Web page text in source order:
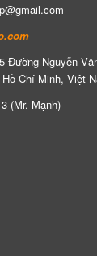
Đường Nguyễn
Chí Minh, Việt
(Mr. Mạnh)